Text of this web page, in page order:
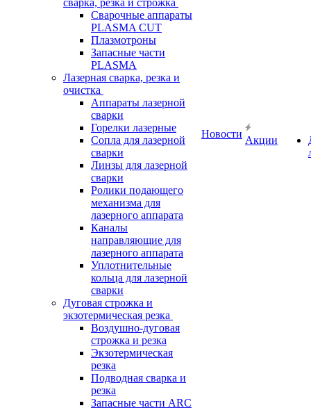
сварка, резка и строжка
Сварочные аппараты
PLASMA CUT
Плазмотроны
Запасные части
PLASMA
Лазерная сварка, резка и
очистка
Аппараты лазерной
сварки
Горелки лазерные
Сопла для лазерной
сварки
Линзы для лазерной
сварки
Ролики подающего
механизма для
лазерного аппарата
Каналы
направляющие для
лазерного аппарата
Уплотнительные
кольца для лазерной
сварки
Дуговая строжка и
экзотермическая резка
Воздушно-дуговая
строжка и резка
Экзотермическая
резка
Подводная сварка и
резка
Запасные части ARC
Новости
Акции